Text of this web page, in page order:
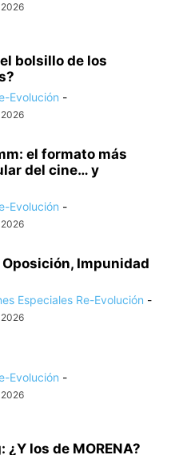
bolsillo de los
Evolución -
el formato más
del cine… y
Evolución -
Oposición, Impunidad
Especiales Re-Evolución -
Evolución -
¿Y los de MORENA?